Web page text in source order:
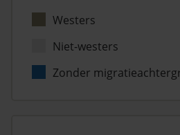
Westers
Niet-westers
Zonder